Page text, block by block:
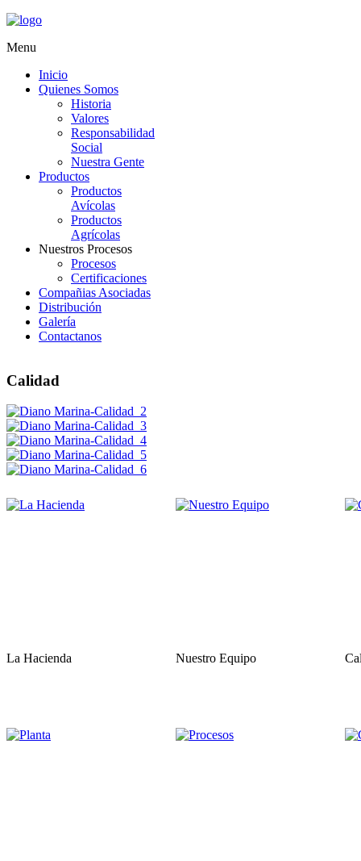
Menu
Inicio
Quienes Somos
Historia
Valores
Responsabilidad
Social
Nuestra Gente
Productos
Productos
Avícolas
Productos
Agrícolas
Nuestros Procesos
Procesos
Certificaciones
Compañias Asociadas
Distribución
Galería
Contactanos
Calidad
La Hacienda Nuestro Equipo